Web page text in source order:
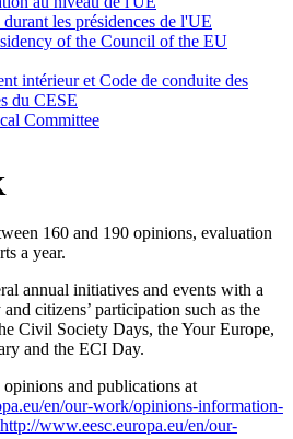
les présidences de l'UE
of the Council of the EU
intérieur et Code de conduite des
du CESE
Committee
160 and 190 opinions, evaluation
a year.
annual initiatives and events with a
citizens’ participation such as the
Civil Society Days, the Your Europe,
and the ECI Day.
and publications at
en/our-work/opinions-information-
http://www.eesc.europa.eu/en/our-